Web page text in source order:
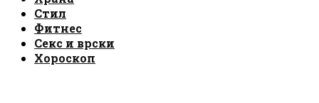
Стил
Фитнес
Секс и врски
Хороскоп